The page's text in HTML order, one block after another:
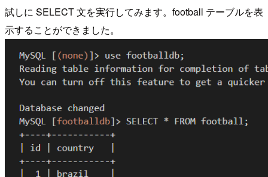
試しに SELECT 文を実行してみます。football テーブルを表
示することができました。